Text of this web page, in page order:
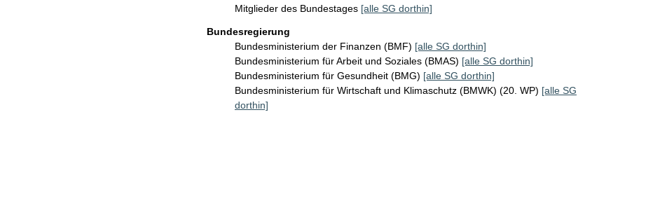
Mitglieder des Bundestages [alle SG dorthin]
Bundesregierung
Bundesministerium der Finanzen (BMF) [alle SG dorthin]
Bundesministerium für Arbeit und Soziales (BMAS) [alle SG dorthin]
Bundesministerium für Gesundheit (BMG) [alle SG dorthin]
Bundesministerium für Wirtschaft und Klimaschutz (BMWK) (20. WP) [alle SG
dorthin]